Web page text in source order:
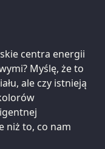
centra energii
Myślę, że to
ale czy istnieją
niż to, co nam